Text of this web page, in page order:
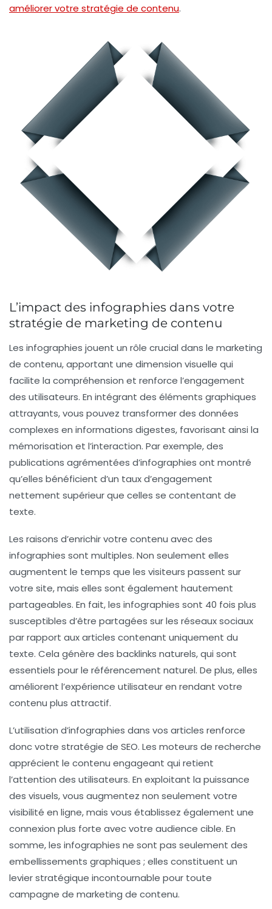
améliorer votre stratégie de contenu.
L’impact des infographies dans votre
stratégie de marketing de contenu
Les infographies jouent un rôle crucial dans le marketing
de contenu, apportant une dimension visuelle qui
facilite la compréhension et renforce l’engagement
des utilisateurs. En intégrant des éléments graphiques
attrayants, vous pouvez transformer des données
complexes en informations digestes, favorisant ainsi la
mémorisation et l’interaction. Par exemple, des
publications agrémentées d’infographies ont montré
qu’elles bénéficient d’un taux d’engagement
nettement supérieur que celles se contentant de
texte.
Les raisons d’enrichir votre contenu avec des
infographies sont multiples. Non seulement elles
augmentent le temps que les visiteurs passent sur
votre site, mais elles sont également hautement
partageables. En fait, les infographies sont 40 fois plus
susceptibles d’être partagées sur les réseaux sociaux
par rapport aux articles contenant uniquement du
texte. Cela génère des backlinks naturels, qui sont
essentiels pour le référencement naturel. De plus, elles
améliorent l’expérience utilisateur en rendant votre
contenu plus attractif.
L’utilisation d’infographies dans vos articles renforce
donc votre stratégie de SEO. Les moteurs de recherche
apprécient le contenu engageant qui retient
l’attention des utilisateurs. En exploitant la puissance
des visuels, vous augmentez non seulement votre
visibilité en ligne, mais vous établissez également une
connexion plus forte avec votre audience cible. En
somme, les infographies ne sont pas seulement des
embellissements graphiques ; elles constituent un
levier stratégique incontournable pour toute
campagne de marketing de contenu.